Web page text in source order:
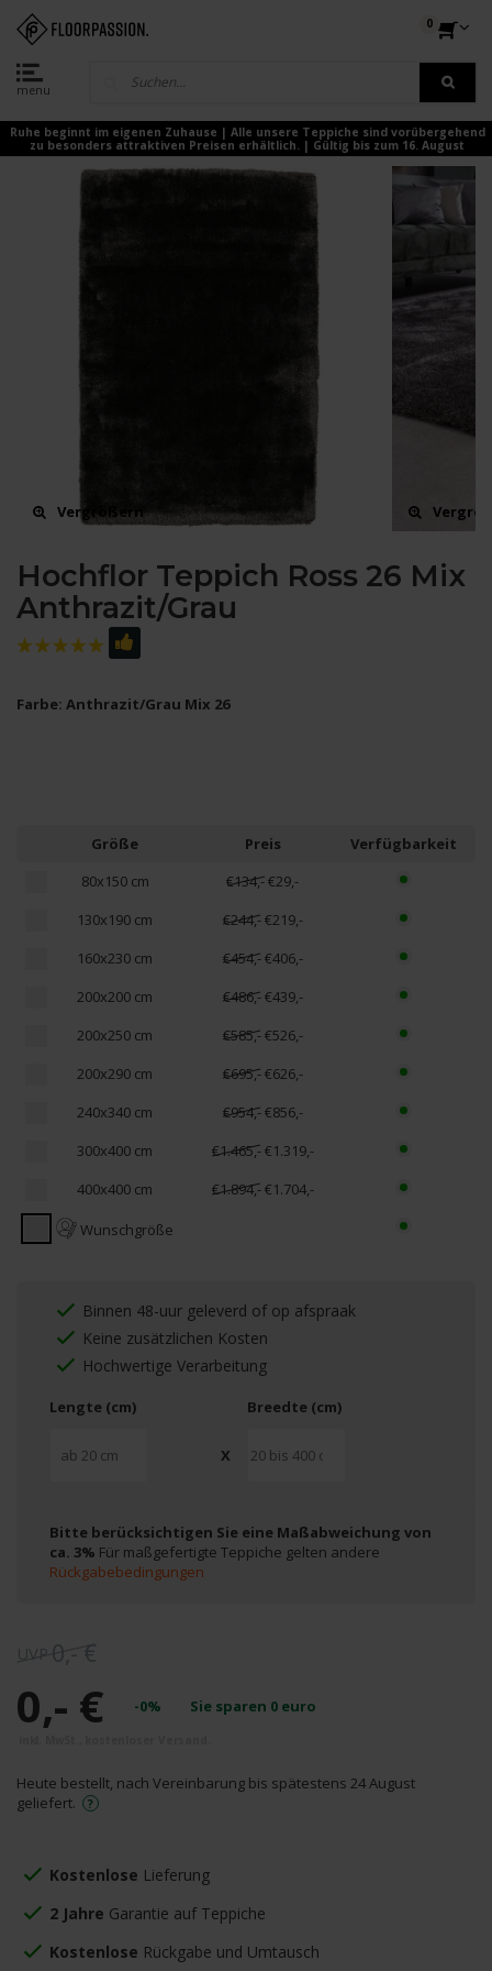
menu
0
Ruhe beginnt im eigenen Zuhause | Alle unsere Teppiche sind vorübergehend
zu besonders attraktiven Preisen erhältlich. | Gültig bis zum 16. August
Vergrößern
Hochflor Teppich Ross 26 Mix
Anthrazit/Grau
Farbe: Anthrazit/Grau Mix 26
Größe Preis
Verfügbarkeit
80x150 cm
€134,-€29,-
130x190 cm
€244,-€219,-
160x230 cm
€454,-€406,-
200x200 cm
€486,-€439,-
200x250 cm
€585,-€526,-
200x290 cm
€695,-€626,-
240x340 cm
€954,-€856,-
300x400 cm
€1.465,-€1.319,-
400x400 cm
€1.894,-€1.704,-
Wunschgröße
Binnen 48-uur geleverd of op afspraak
Keine zusätzlichen Kosten
Hochwertige Verarbeitung
Lengte (cm) Breedte (cm)
X
Bitte berücksichtigen Sie eine Maßabweichung von
ca. 3% Für maßgefertigte Teppiche gelten andere
Rückgabebedingungen
0,- €
0,- € -0% Sie sparen 0 euro
Heute bestellt, nach Vereinbarung bis spätestens 24 August
geliefert.
Kostenlose Lieferung
2 Jahre Garantie auf Teppiche
Kostenlose Rückgabe und Umtausch